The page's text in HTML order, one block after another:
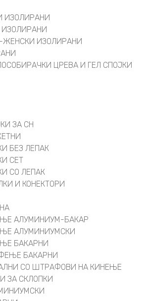
ИЗОЛИРАНИ
ИЗОЛИРАНИ
ЦРЕВА И ГЕЛ СПОЈКИ
ЗА СН
БЕЗ ЛЕПАК
СЕТ
СО ЛЕПАК
И КОНЕКТОРИ
АЛУМИНИУМ-БАКАР
АЛУМИНИУМСКИ
БАКАРНИ
БАКАРНИ
СО ШТРАФОВИ НА КИНЕЊЕ
ЗА СКЛОПКИ